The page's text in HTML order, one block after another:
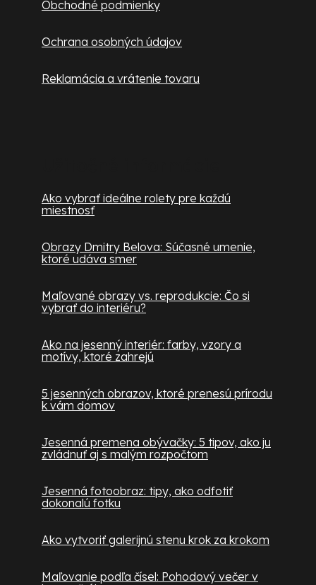
u
Obchodné podmienky
Ochrana osobných údajov
Reklamácia a vrátenie tovaru
Ako vybrať ideálne rolety pre každú
miestnosť
Obrazy Dmitry Belova: Súčasné umenie,
ktoré udáva smer
Maľované obrazy vs. reprodukcie: Čo si
vybrať do interiéru?
Ako na jesenný interiér: farby, vzory a
motívy, ktoré zahrejú
5 jesenných obrazov, ktoré prenesú prírodu
k vám domov
Jesenná premena obývačky: 5 tipov, ako ju
zvládnuť aj s malým rozpočtom
Jesenná fotoobraz: tipy, ako odfotiť
dokonalú fotku
Ako vytvoriť galerijnú stenu krok za krokom
Maľovanie podľa čísel: Pohodový večer v